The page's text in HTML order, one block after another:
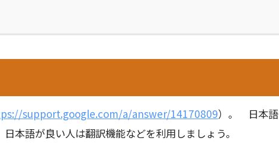
support.google.com/a/answer/14170809）。 日本語
本語が良い人は翻訳機能などを利用しましょう。